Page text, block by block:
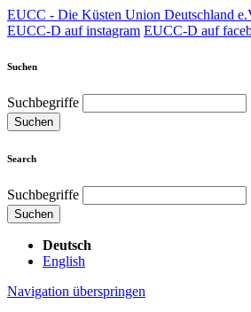
EUCC - Die Küsten Union Deutschland
EUCC-D auf instagram EUCC-D auf
Suchen
Suchbegriffe
Suchen
Search
Suchbegriffe
Suchen
Deutsch
English
Navigation überspringen